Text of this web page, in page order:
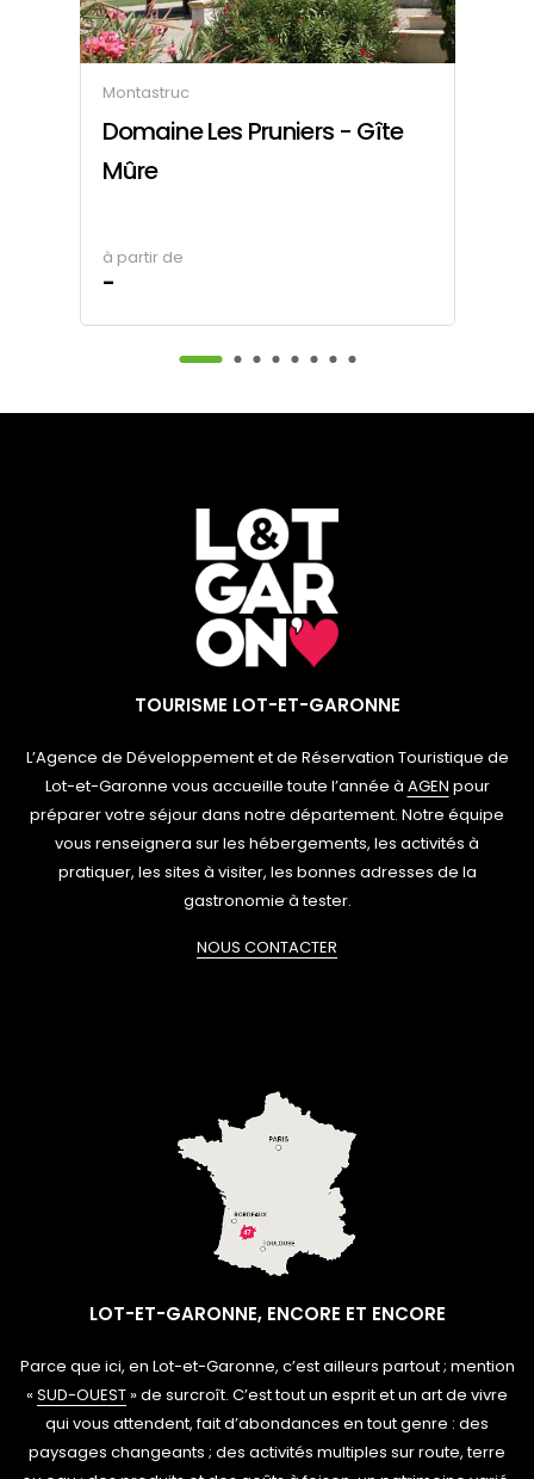
Montastruc
Domaine Les Pruniers - Gîte
Mûre
à partir de
-
TOURISME LOT-ET-GARONNE
L’Agence de Développement et de Réservation Touristique de
Lot-et-Garonne vous accueille toute l’année à AGEN pour
préparer votre séjour dans notre département. Notre équipe
vous renseignera sur les hébergements, les activités à
pratiquer, les sites à visiter, les bonnes adresses de la
gastronomie à tester.
NOUS CONTACTER
LOT-ET-GARONNE, ENCORE ET ENCORE
Parce que ici, en Lot-et-Garonne, c’est ailleurs partout ; mention
« SUD-OUEST » de surcroît. C’est tout un esprit et un art de vivre
qui vous attendent, fait d’abondances en tout genre : des
paysages changeants ; des activités multiples sur route, terre